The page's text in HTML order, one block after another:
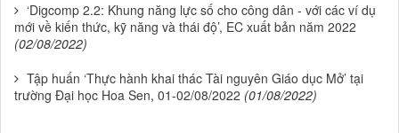
‘Digcomp 2.2: Khung năng lực số cho công dân - với các ví dụ
mới về kiến thức, kỹ năng và thái độ’, EC xuất bản năm 2022
(02/08/2022)
Tập huấn ‘Thực hành khai thác Tài nguyên Giáo dục Mở’ tại
trường Đại học Hoa Sen, 01-02/08/2022 (01/08/2022)